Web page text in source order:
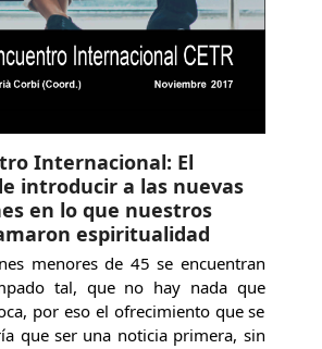
Internacional: El
introducir a las nuevas
en lo que nuestros
espiritualidad
menores de 45 se encuentran
tal, que no hay nada que
por eso el ofrecimiento que se
que ser una noticia primera, sin